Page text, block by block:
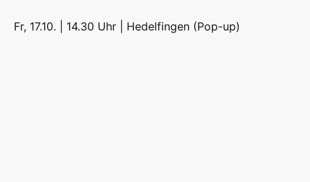
Fr, 17.10. | 14.30 Uhr | Hedelfingen (Pop-up)